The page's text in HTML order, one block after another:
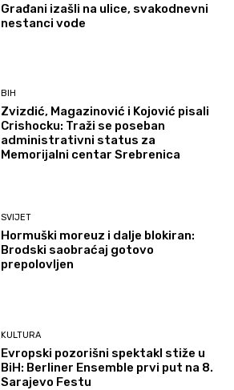
Građani izašli na ulice, svakodnevni
nestanci vode
BIH
Zvizdić, Magazinović i Kojović pisali
Crishocku: Traži se poseban
administrativni status za
Memorijalni centar Srebrenica
SVIJET
Hormuški moreuz i dalje blokiran:
Brodski saobraćaj gotovo
prepolovljen
KULTURA
Evropski pozorišni spektakl stiže u
BiH: Berliner Ensemble prvi put na 8.
Sarajevo Festu